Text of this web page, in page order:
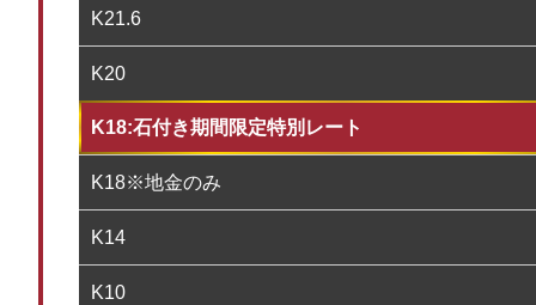
K21.6
K20
K18:石付き期間限定特別レート
K18※地金のみ
K14
K10